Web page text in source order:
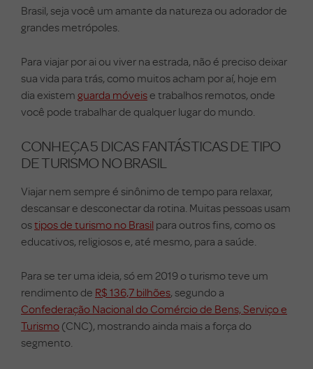
Brasil, seja você um amante da natureza ou adorador de
grandes metrópoles.
Para viajar por ai ou viver na estrada, não é preciso deixar
sua vida para trás, como muitos acham por aí, hoje em
dia existem guarda móveise trabalhos remotos, onde
você pode trabalhar de qualquer lugar do mundo.
CONHEÇA 5 DICAS FANTÁSTICAS DE TIPO
DE TURISMO NO BRASIL
Viajar nem sempre é sinônimo de tempo para relaxar,
descansar e desconectar da rotina. Muitas pessoas usam
ostipos de turismo no Brasil para outros fins, como os
educativos, religiosos e, até mesmo, para a saúde.
Para se ter uma ideia, só em 2019 o turismo teve um
rendimento de R$ 136,7 bilhões, segundo a
Confederação Nacional do Comércio de Bens, Serviço e
Turismo (CNC), mostrando ainda mais a força do
segmento.